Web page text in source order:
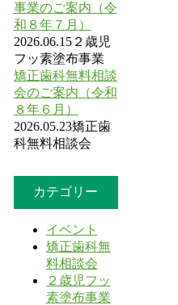
事業のご案内（令
和８年７月）
2026.06.15２歳児
フッ素塗布事業
矯正歯科無料相談
会のご案内（令和
８年６月）
2026.05.23矯正歯
科無料相談会
カテゴリー
イベント
矯正歯科無
料相談会
２歳児フッ
素塗布事業